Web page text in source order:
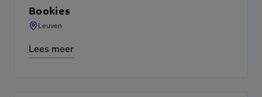
Bookies
Leuven
Lees meer